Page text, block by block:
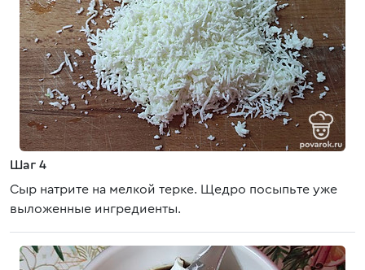
Шаг 4
Сыр натрите на мелкой терке. Щедро посыпьте уже
выложенные ингредиенты.